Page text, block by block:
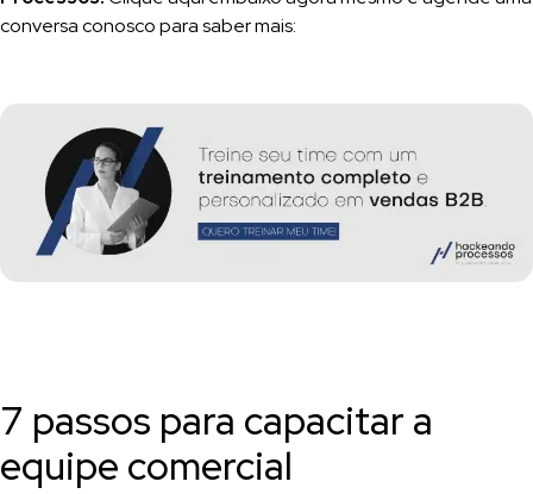
conversa conosco para saber mais:
7 passos para capacitar a
equipe comercial